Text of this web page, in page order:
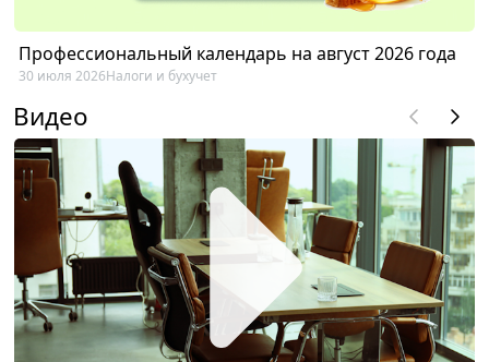
Профессиональный календарь на август 2026 года
30 июля 2026Налоги и бухучет
Видео